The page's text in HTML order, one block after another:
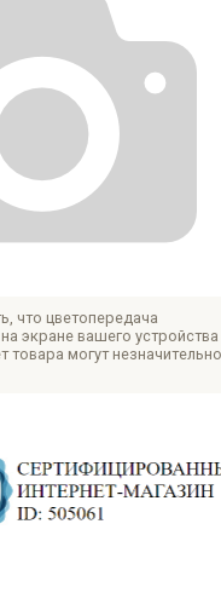
что цветопередача
экране вашего устройства
товара могут незначительно